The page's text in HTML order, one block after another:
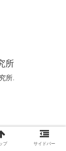
所
所.
プ サイドバー